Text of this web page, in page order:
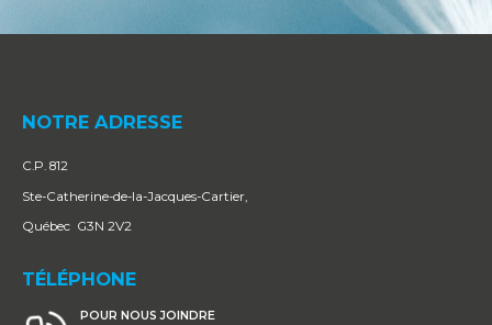
NOTRE ADRESSE
C.P. 812
Ste-Catherine-de-la-Jacques-Cartier,
Québec G3N 2V2
TÉLÉPHONE
POUR NOUS JOINDRE